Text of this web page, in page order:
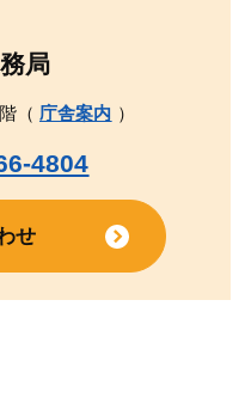
局
（ 庁舎案内 ）
4804
せ